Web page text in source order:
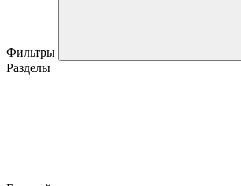
Фильтры
Разделы